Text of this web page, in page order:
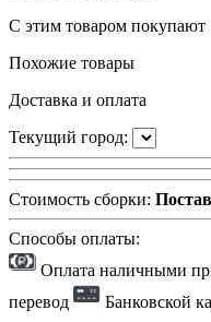
С этим товаром покупают
Похожие товары
Доставка и оплата
Текущий город:
Стоимость сборки:
Способы оплаты:
Оплата наличными
перевод
Банковской